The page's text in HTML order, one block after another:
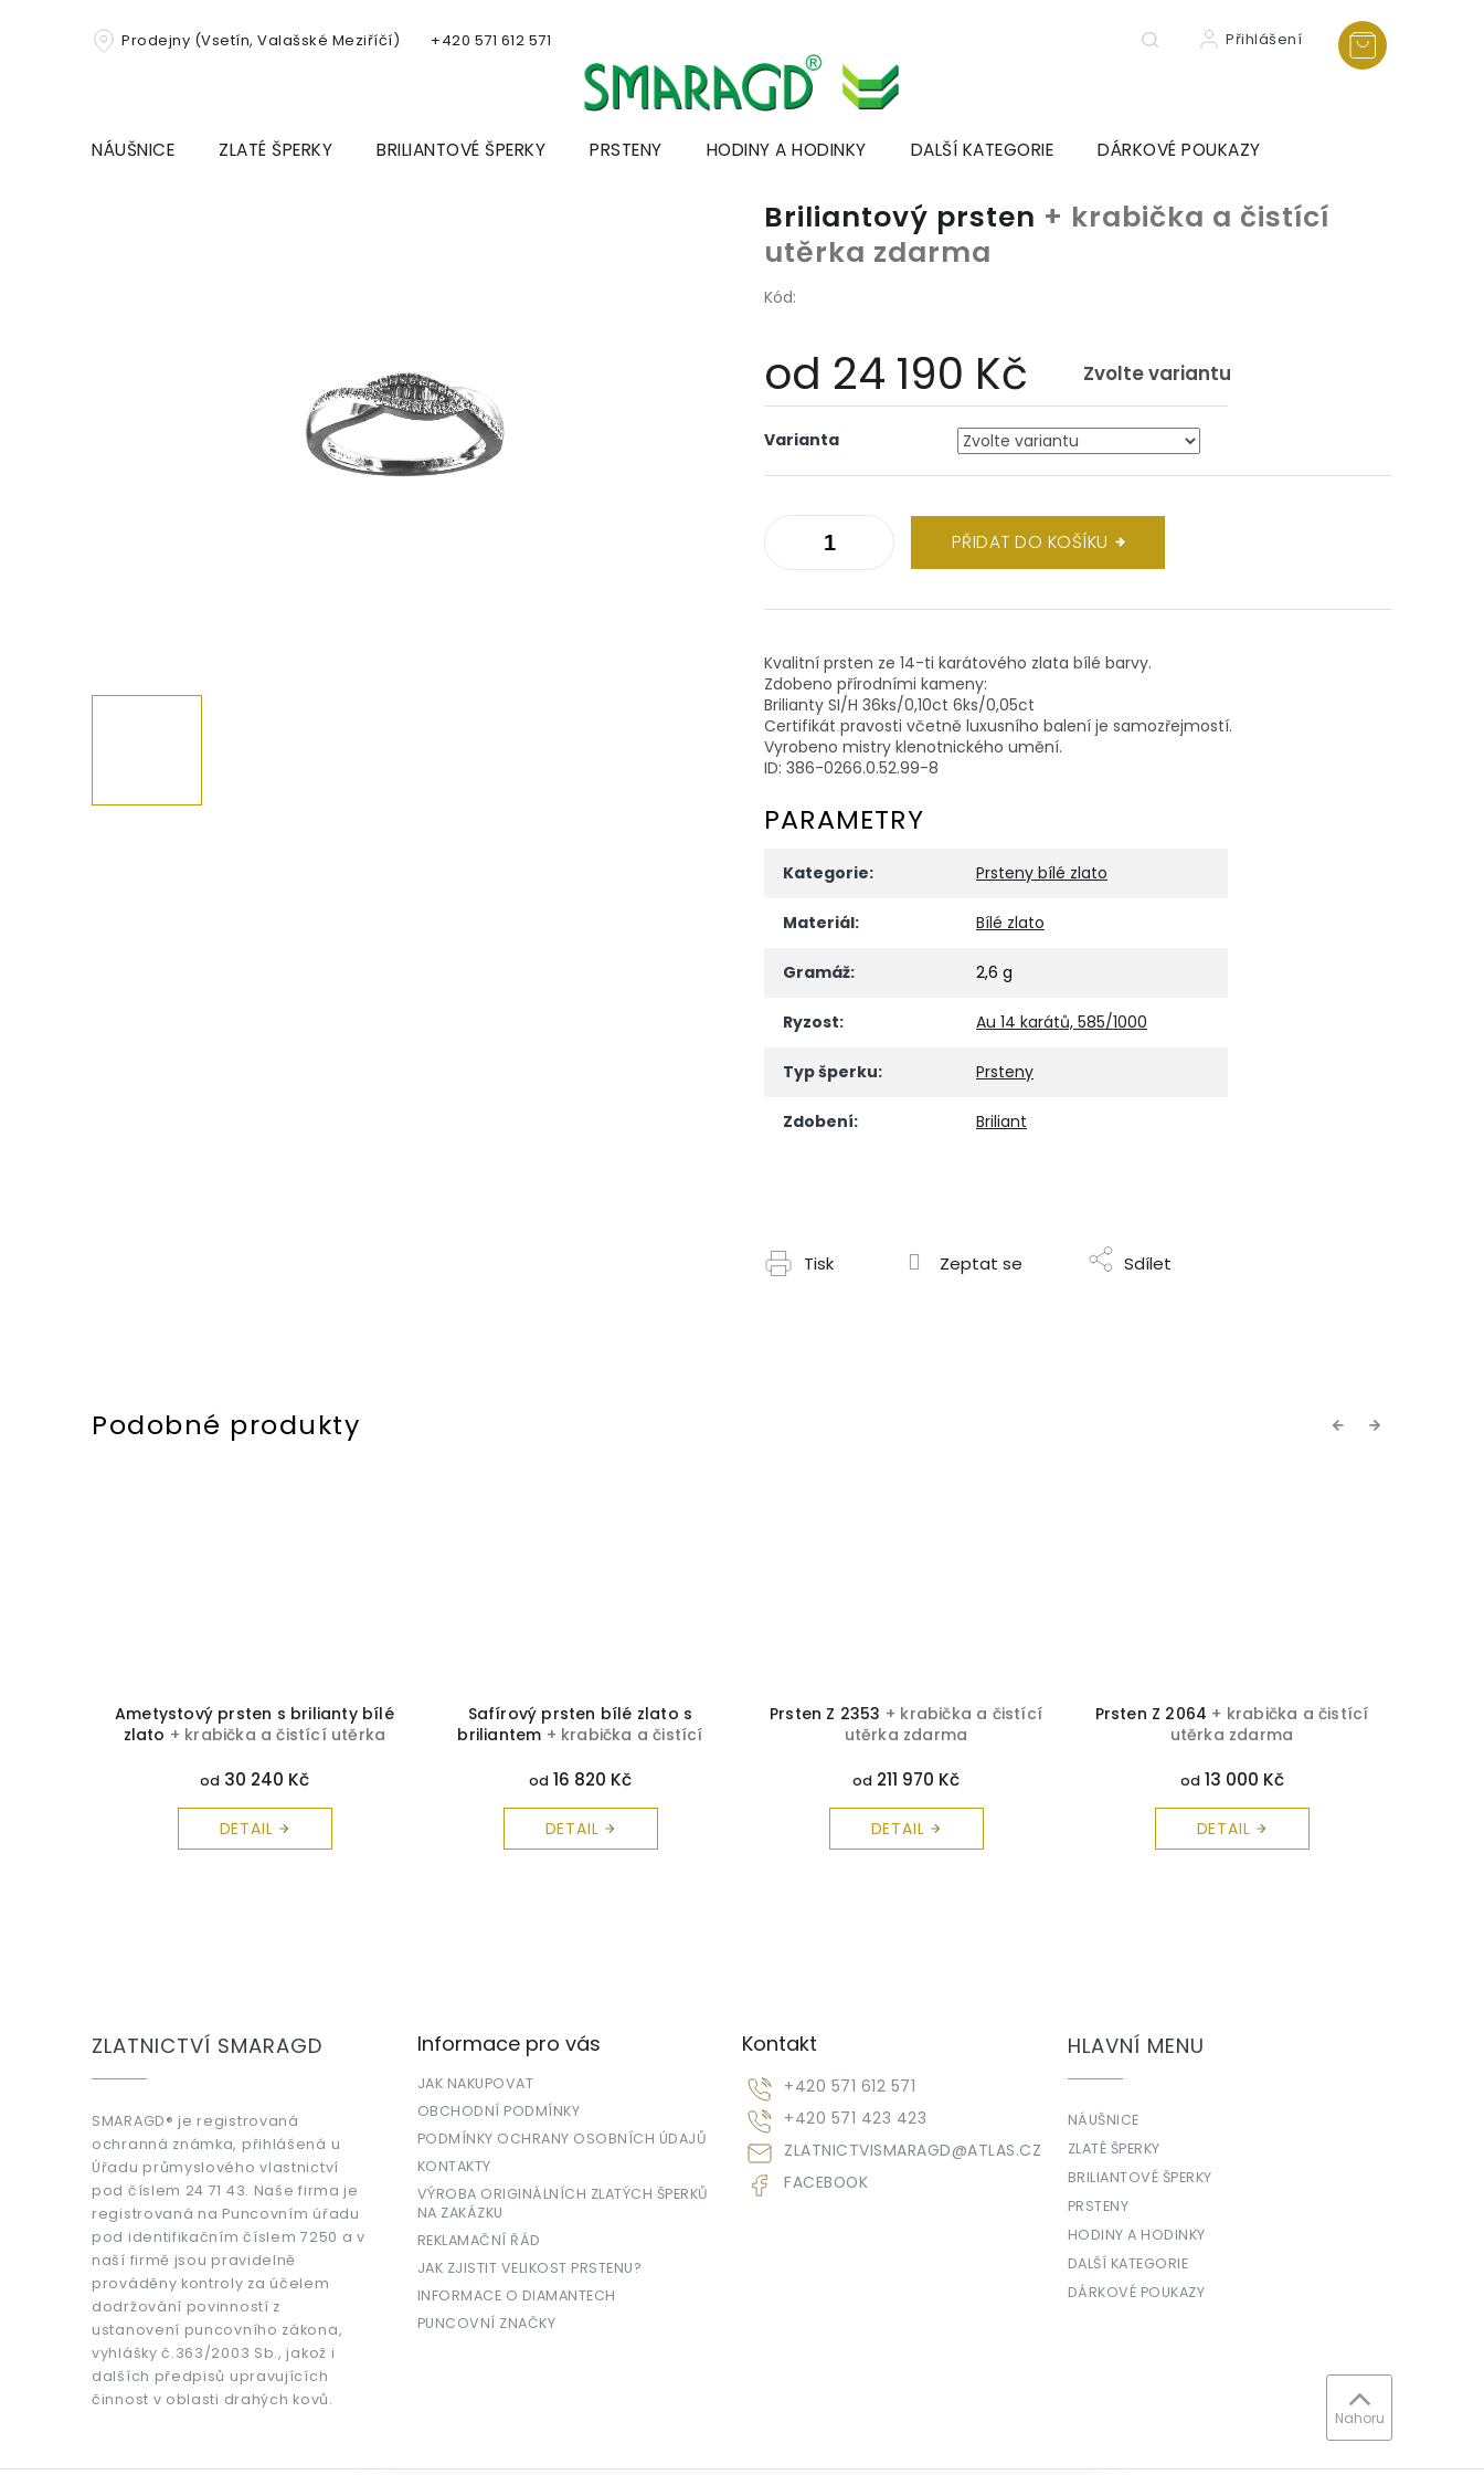
Prodejny (Vsetín, Valašské Meziříčí) +420 571 612 571 Přihlášení
NÁUŠNICE ZLATÉ ŠPERKY BRILIANTOVÉ ŠPERKY PRSTENY HODINY A HODINKY DALŠÍ KATEGORIE DÁRKOVÉ POUKAZY
Briliantový prsten + krabička a čistící
utěrka zdarma
Kód:
od 24 190 Kč Zvolte variantu
cena:
Varianta
PŘIDAT DO KOŠÍKU
Kvalitní prsten ze 14-ti karátového zlata bílé barvy.
Zdobeno přírodními kameny:
Brilianty SI/H 36ks/0,10ct 6ks/0,05ct
Certifikát pravosti včetně luxusního balení je samozřejmostí.
Vyrobeno mistry klenotnického umění.
ID: 386-0266.0.52.99-8
PARAMETRY
Kategorie: Prsteny bílé zlato
Materiál: Bílé zlato
Gramáž: 2,6 g
Ryzost: Au 14 karátů, 585/1000
Typ šperku: Prsteny
Zdobení: Briliant
Tisk Zeptat se Sdílet
Previous
Ametystový prsten s brilianty bílé
zlato + krabička a čistící utěrka
od 30 240 Kč
DETAIL
Safírový prsten bílé zlato s
briliantem + krabička a čistící
od 16 820 Kč
DETAIL
Prsten Z 2353 + krabička a čistící
utěrka zdarma
od 211 970 Kč
DETAIL
Prsten Z 2064 + krabička a čistící
utěrka zdarma
od13 000 Kč
DETAIL
Next
ZLATNICTVÍ SMARAGD
SMARAGD® je registrovaná
ochranná známka, přihlášená u
Úřadu průmyslového vlastnictví
pod číslem 24 71 43. Naše firma je
registrovaná na Puncovním úřadu
pod identifikačním číslem 7250 a v
naší firmě jsou pravidelně
prováděny kontroly za účelem
dodržování povinností z
ustanovení puncovního zákona,
vyhlášky č.363/2003 Sb., jakož i
dalších předpisů upravujících
činnost v oblasti drahých kovů.
Informace pro vás
JAK NAKUPOVAT
OBCHODNÍ PODMÍNKY
PODMÍNKY OCHRANY OSOBNÍCH ÚDAJŮ
KONTAKTY
VÝROBA ORIGINÁLNÍCH ZLATÝCH ŠPERKŮ
NA ZAKÁZKU
REKLAMAČNÍ ŘÁD
JAK ZJISTIT VELIKOST PRSTENU?
INFORMACE O DIAMANTECH
PUNCOVNÍ ZNAČKY
Kontakt
ZLATNICTVISMARAGD@ATLAS.CZ
+420 571 612 571
+420 571 423 423
FACEBOOK
HLAVNÍ MENU
NÁUŠNICE
ZLATÉ ŠPERKY
BRILIANTOVÉ ŠPERKY
PRSTENY
HODINY A HODINKY
DALŠÍ KATEGORIE
DÁRKOVÉ POUKAZY
Nahoru